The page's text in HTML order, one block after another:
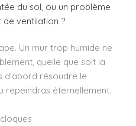
du sol, ou un problème
ventilation ?
Un mur trop humide ne
quelle que soit la
d’abord résoudre le
repeindras éternellement.